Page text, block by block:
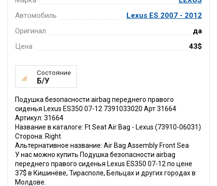
Автомобиль
Lexus ES 2007 - 2012
Оригинал
да
Цена
43$
Состояние
Б/У
Подушка безопасности airbag переднего правого
сиденья Lexus ES350 07-12 7391033020 Арт 31664
Артикул: 31664
Название в каталоге: Ft Seat Air Bag - Lexus (73910-06031)
Сторона: Right
Альтернативное название: Air Bag Assembly Front Sea
У нас можно купить Подушка безопасности airbag
переднего правого сиденья Lexus ES350 07-12 по цене
37$ в Кишинёве, Тирасполе, Бельцах и других городах в
Молдове.